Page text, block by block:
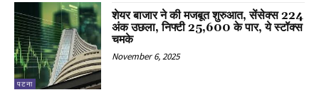
पटना
शेयर बाजार ने की मजबूत शुरुआत, सेंसेक्स 224
अंक उछला, निफ्टी 25,600 के पार, ये स्टॉक्स
चमके
November 6, 2025